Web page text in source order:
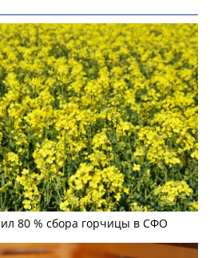
80 % сбора горчицы в СФО